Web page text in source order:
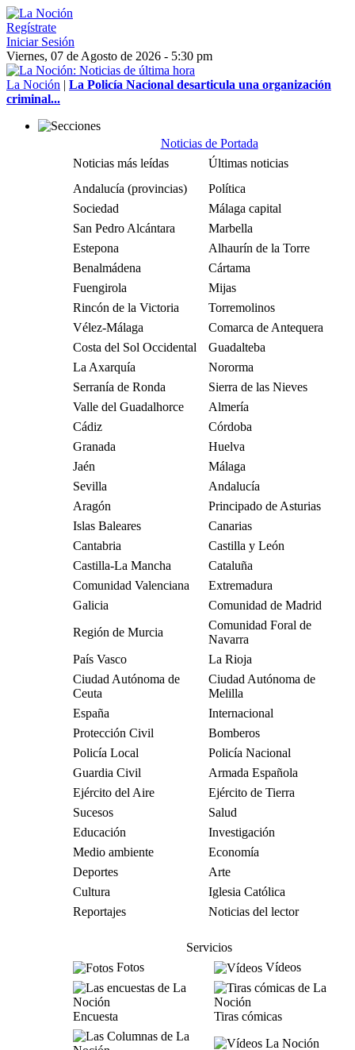
Regístrate
Iniciar Sesión
Viernes, 07 de Agosto de 2026 - 5:30 pm
La Noción | La Policía Nacional desarticula una organización
criminal...
Noticias de Portada
Noticias más leídas
Últimas noticias
Andalucía (provincias)
Política
Sociedad
Málaga capital
San Pedro Alcántara
Marbella
Estepona
Alhaurín de la Torre
Benalmádena
Cártama
Fuengirola
Mijas
Rincón de la Victoria
Torremolinos
Vélez-Málaga
Comarca de Antequera
Costa del Sol Occidental
Guadalteba
La Axarquía
Nororma
Serranía de Ronda
Sierra de las Nieves
Valle del Guadalhorce
Almería
Cádiz
Córdoba
Granada
Huelva
Jaén
Málaga
Sevilla
Andalucía
Aragón
Principado de Asturias
Islas Baleares
Canarias
Cantabria
Castilla y León
Castilla-La Mancha
Cataluña
Comunidad Valenciana
Extremadura
Galicia
Comunidad de Madrid
Región de Murcia
Comunidad Foral de
Navarra
País Vasco
La Rioja
Ciudad Autónoma de
Ceuta
Ciudad Autónoma de
Melilla
España
Internacional
Protección Civil
Bomberos
Policía Local
Policía Nacional
Guardia Civil
Armada Española
Ejército del Aire
Ejército de Tierra
Sucesos
Salud
Educación
Investigación
Medio ambiente
Economía
Deportes
Arte
Cultura
Iglesia Católica
Reportajes
Noticias del lector
Servicios
Fotos
Vídeos
Encuesta Tiras cómicas